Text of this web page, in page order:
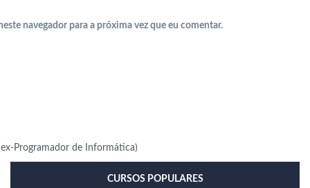
navegador para a próxima vez que eu comentar.
Programador de Informática)
CURSOS POPULARES